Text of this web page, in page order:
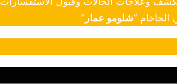
“شلومو عمار ”